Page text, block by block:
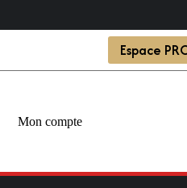
Espace
Mon compte